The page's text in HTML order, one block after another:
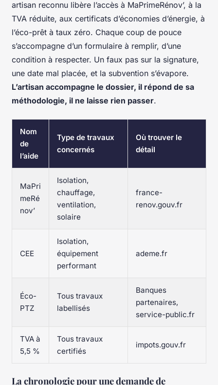
artisan reconnu libère l’accès à MaPrimeRénov’, à la
TVA réduite, aux certificats d’économies d’énergie, à
l’éco-prêt à taux zéro. Chaque coup de pouce
s’accompagne d’un formulaire à remplir, d’une
condition à respecter. Un faux pas sur la signature,
une date mal placée, et la subvention s’évapore.
L’artisan accompagne le dossier, il répond de sa
méthodologie, il ne laisse rien passer.
Nom
de
l’aide
Type de travaux
concernés
Où trouver le
détail
MaPri
meRé
nov’
Isolation,
chauffage,
ventilation,
solaire
france-
renov.gouv.fr
CEE
Isolation,
équipement
performant
ademe.fr
Éco-
PTZ
Tous travaux
labellisés
Banques
partenaires,
service-public.fr
TVA à
5,5 %
Tous travaux
certifiés
impots.gouv.fr
La chronologie pour une demande de